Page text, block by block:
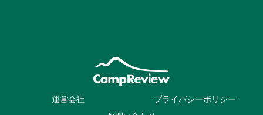
運営会社
プライバシーポリシー